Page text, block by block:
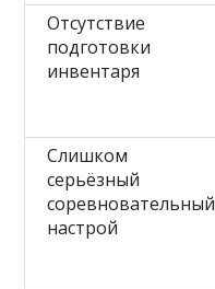
Отсутствие
подготовки
инвентаря
Слишком
серьёзный
соревновательный
настрой